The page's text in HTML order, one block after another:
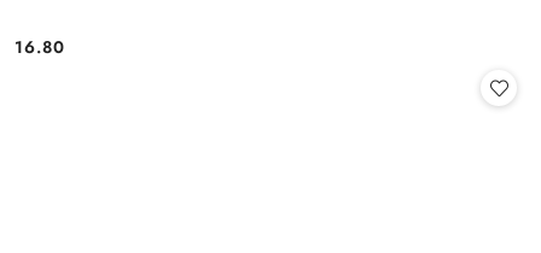
Cena:
16.80